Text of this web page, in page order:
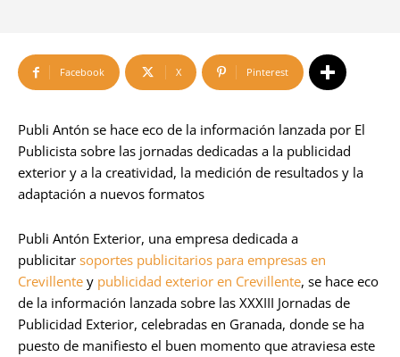
Facebook X Pinterest
Publi Antón se hace eco de la información lanzada por El
Publicista sobre las jornadas dedicadas a la publicidad
exterior y a la creatividad, la medición de resultados y la
adaptación a nuevos formatos
Publi Antón Exterior, una empresa dedicada a
publicitar soportes publicitarios para empresas en
Crevillente y publicidad exterior en Crevillente, se hace eco
de la información lanzada sobre las XXXIII Jornadas de
Publicidad Exterior, celebradas en Granada, donde se ha
puesto de manifiesto el buen momento que atraviesa este